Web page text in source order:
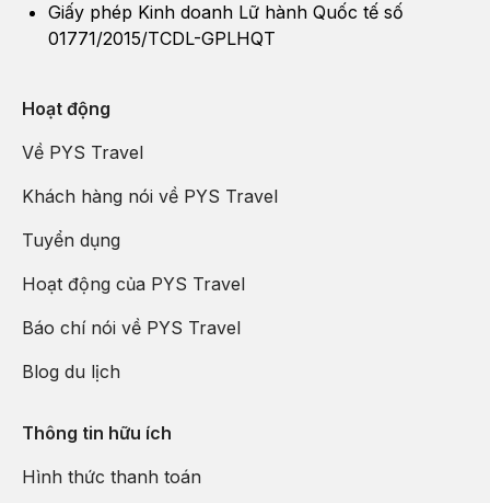
Giấy phép Kinh doanh Lữ hành Quốc tế số
01771/2015/TCDL-GPLHQT
Hoạt động
Về PYS Travel
Khách hàng nói về PYS Travel
Tuyển dụng
Hoạt động của PYS Travel
Báo chí nói về PYS Travel
Blog du lịch
Thông tin hữu ích
Hình thức thanh toán